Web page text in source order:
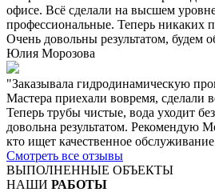
офисе. Всё сделали на высшем
профессиональные. Теперь никаких
Очень довольны результатом, будем
Юлия Морозова
"Заказывала гидродинамическую
Мастера приехали вовремя, сделали
Теперь трубы чистые, вода уходит
довольна результатом. Рекомендую
кто ищет качественное
Смотреть все отзывы
ВЫПОЛНЕННЫЕ ОБЪЕКТЫ
НАШИ РАБОТЫ